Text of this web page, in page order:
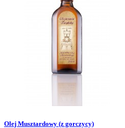
Olej Musztardowy (z gorczycy)